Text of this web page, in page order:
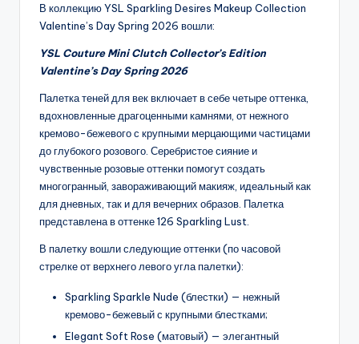
В коллекцию YSL Sparkling Desires Makeup Collection
Valentine’s Day Spring 2026 вошли:
YSL Couture Mini Clutch Collector’s Edition
Valentine’s Day Spring 2026
Палетка теней для век включает в себе четыре оттенка,
вдохновленные драгоценными камнями, от нежного
кремово-бежевого с крупными мерцающими частицами
до глубокого розового. Серебристое сияние и
чувственные розовые оттенки помогут создать
многогранный, завораживающий макияж, идеальный как
для дневных, так и для вечерних образов. Палетка
представлена в оттенке 126 Sparkling Lust.
В палетку вошли следующие оттенки (по часовой
стрелке от верхнего левого угла палетки):
Sparkling Sparkle Nude (блестки) — нежный
кремово-бежевый с крупными блестками;
Elegant Soft Rose (матовый) — элегантный